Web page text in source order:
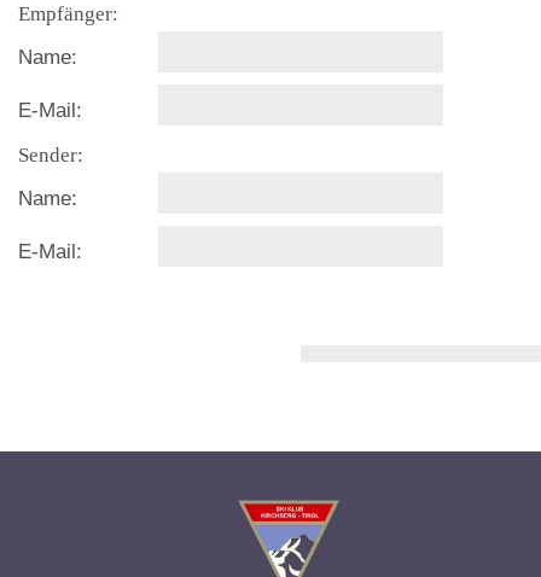
Empfänger:
Name:
E-Mail:
Sender:
Name:
E-Mail: